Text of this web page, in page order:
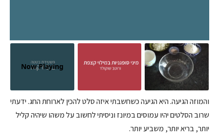
Now Playing
והמוזה הגיעה. היא הגיעה כשחשבתי איזה סלט להכין לארוחת החג. ידעתי
שרוב הסלטים יהיו עמוסים במיונז וניסיתי לחשוב על משהו שיהיה קליל
יותר, בריא יותר, משביע יותר.